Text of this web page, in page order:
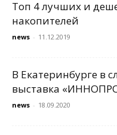
Топ 4 лучших и
накопителей
news - 11.12.2019
В Екатеринбурге в
выставка
news - 18.09.2020